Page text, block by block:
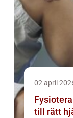
02 april
Fysioterapi i
till rätt